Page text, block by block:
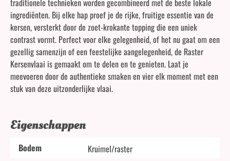
traditionele technieken worden gecombineerd met de beste lokale
ingrediënten. Bij elke hap proef je de rijke, fruitige essentie van de
kersen, versterkt door de zoet-krokante topping die een uniek
contrast vormt. Perfect voor elke gelegenheid, of het nu gaat om een
gezellig samenzijn of een feestelijke aangelegenheid, de Raster
Kersenvlaai is gemaakt om te delen en te genieten. Laat je
meevoeren door de authentieke smaken en vier elk moment met een
stuk van deze uitzonderlijke vlaai.
Eigenschappen
Bodem
Kruimel/raster